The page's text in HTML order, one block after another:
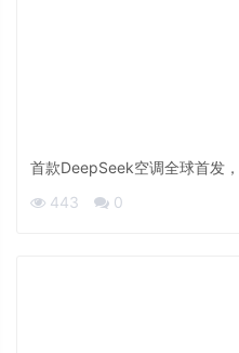
首款DeepSeek空调全球首发
443
0